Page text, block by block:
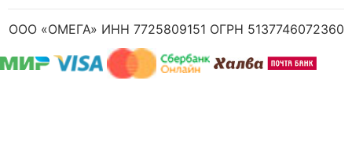
ООО «ОМЕГА» ИНН 7725809151 ОГРН 5137746072360